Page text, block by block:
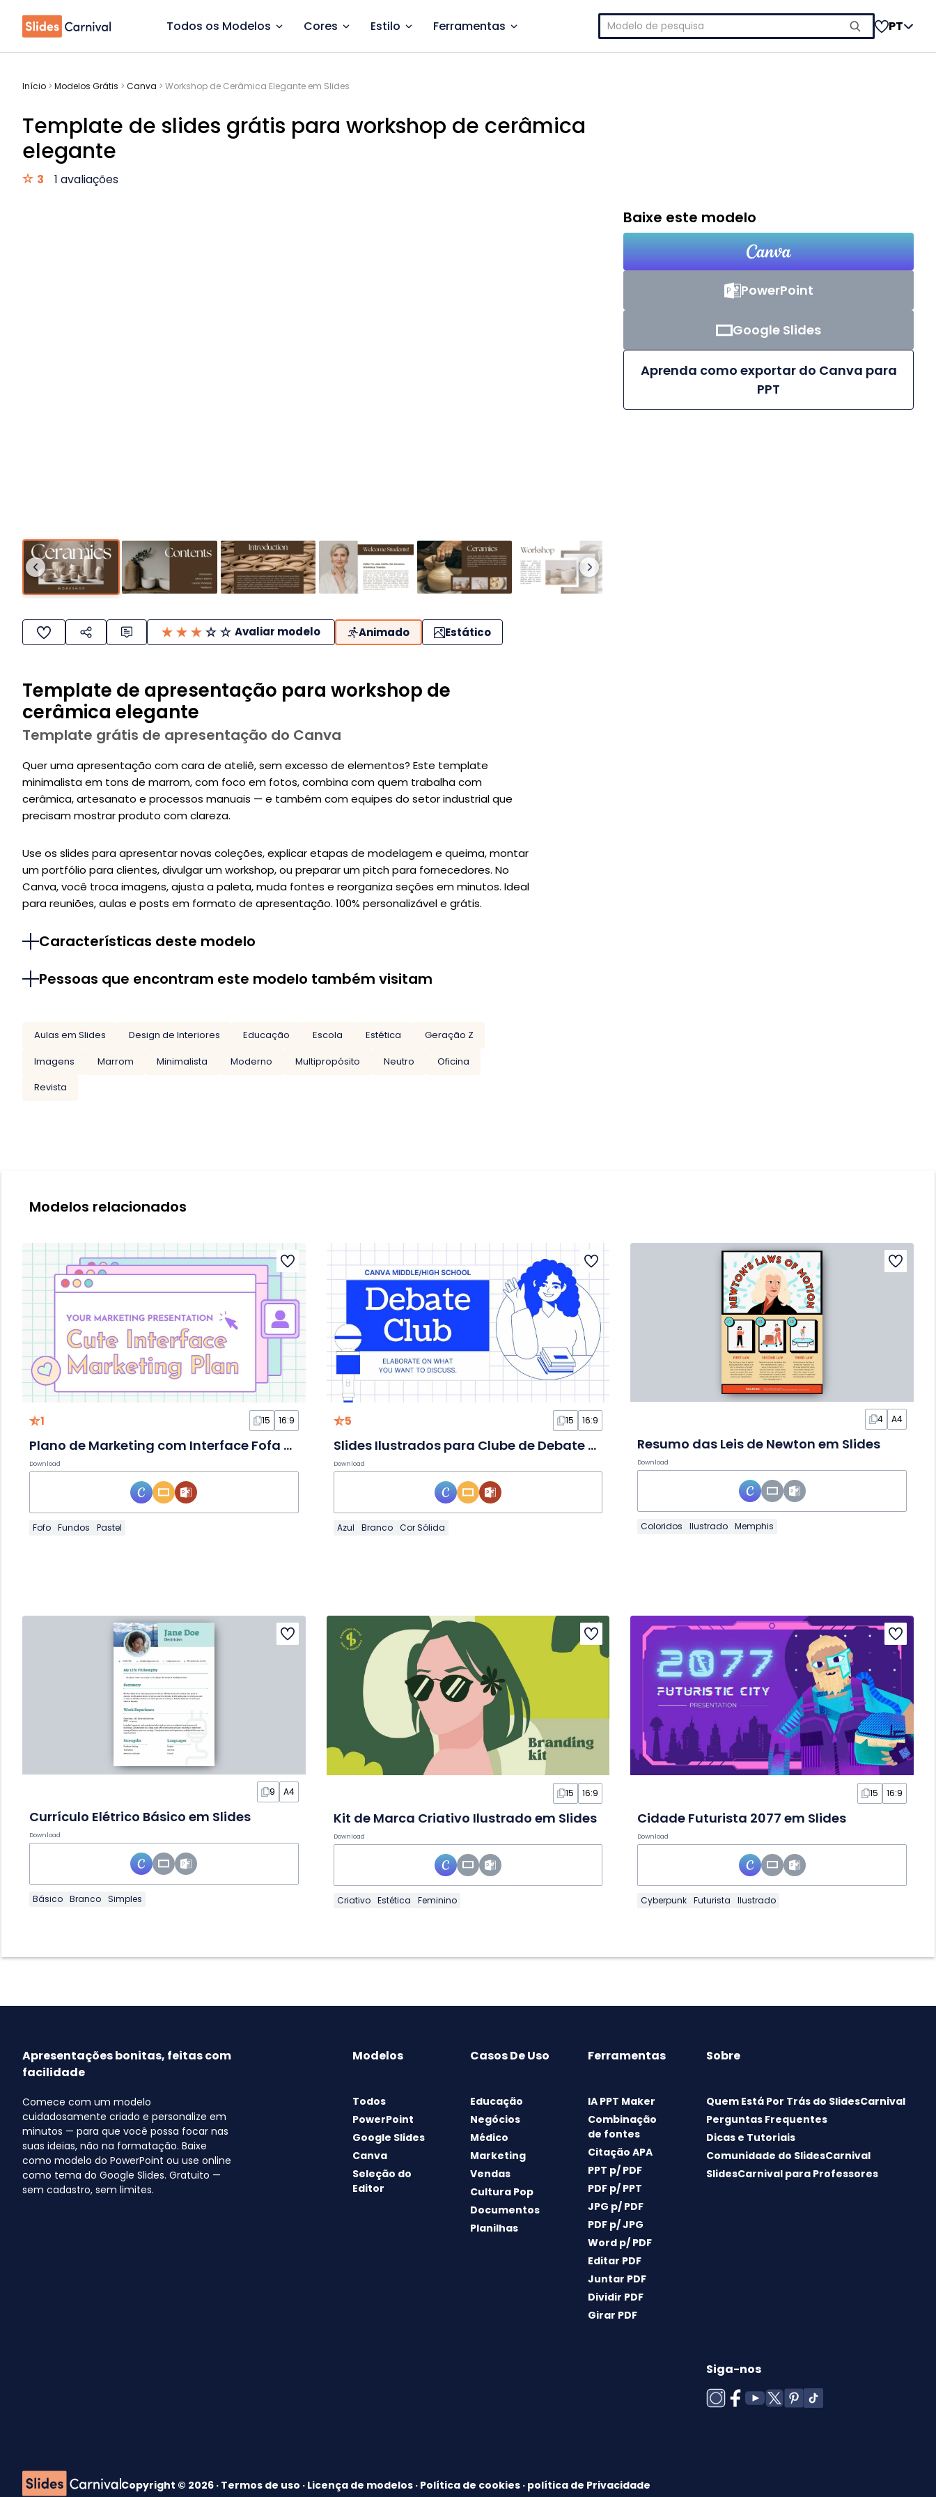
Todos os Modelos Cores Estilo Ferramentas
Pesquisar
por:
PT
Início > Modelos Grátis > Canva > Workshop de Cerâmica Elegante em Slides
Template de slides grátis para workshop de cerâmica
elegante
3 1 avaliações
Avaliar modelo Animado Estático
Template de apresentação para workshop de
cerâmica elegante
Template grátis de apresentação do Canva
Quer uma apresentação com cara de ateliê, sem excesso de elementos? Este template
minimalista em tons de marrom, com foco em fotos, combina com quem trabalha com
cerâmica, artesanato e processos manuais — e também com equipes do setor industrial que
precisam mostrar produto com clareza.
Use os slides para apresentar novas coleções, explicar etapas de modelagem e queima, montar
um portfólio para clientes, divulgar um workshop, ou preparar um pitch para fornecedores. No
Canva, você troca imagens, ajusta a paleta, muda fontes e reorganiza seções em minutos. Ideal
para reuniões, aulas e posts em formato de apresentação. 100% personalizável e grátis.
Características deste modelo
Pessoas que encontram este modelo também visitam
Aulas em Slides Design de Interiores Educação Escola Estética
Geração Z
Imagens
Marrom Minimalista Moderno Multipropósito Neutro
Oficina
Revista
Baixe este modelo
PowerPoint
Google Slides
Aprenda como exportar do Canva para
PPT
Modelos relacionados
1 15 16:9
Plano de Marketing com Interface Fofa em Tons Pastel em Slides
Download
Fofo Fundos Pastel
5 15 16:9
Slides Ilustrados para Clube de Debate Escolar
Download
Azul Branco Cor Sólida
4 A4
Resumo das Leis de Newton em Slides
Download
Coloridos Ilustrado Memphis
9 A4
Currículo Elétrico Básico em Slides
Download
Básico Branco Simples
15 16:9
Kit de Marca Criativo Ilustrado em Slides
Download
Criativo Estética Feminino
15 16:9
Cidade Futurista 2077 em Slides
Download
Cyberpunk Futurista Ilustrado
Apresentações bonitas, feitas com
facilidade
Comece com um modelo
cuidadosamente criado e personalize em
minutos — para que você possa focar nas
suas ideias, não na formatação. Baixe
como modelo do PowerPoint ou use online
como tema do Google Slides. Gratuito —
sem cadastro, sem limites.
Modelos
Todos
PowerPoint
Google Slides
Canva
Seleção do
Editor
Casos De Uso
Educação
Negócios
Médico
Marketing
Vendas
Cultura Pop
Documentos
Planilhas
Ferramentas
IA PPT Maker
Combinação
de fontes
Citação APA
PPT p/ PDF
PDF p/ PPT
JPG p/ PDF
PDF p/ JPG
Word p/ PDF
Editar PDF
Juntar PDF
Dividir PDF
Girar PDF
Sobre
Quem Está Por Trás do SlidesCarnival
Perguntas Frequentes
Dicas e Tutoriais
Comunidade do SlidesCarnival
SlidesCarnival para Professores
Siga-nos
Copyright © 2026 · Termos de uso · Licença de modelos · Política de cookies · política de Privacidade